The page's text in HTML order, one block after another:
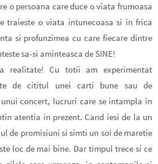
o persoana care duce o viata frumoasa
traieste o viata intunecoasa si in frica
si profunzimea cu care fiecare dintre
sa-si aminteasca de SINE!
realitate! Cu totii am experimentat
de cititul unei carti bune sau de
concert, lucruri care se intampla in
atentia in prezent. Cand iesi de la un
de promisiuni si simti un soi de maretie
loc de mai bine. Dar timpul trece si ce